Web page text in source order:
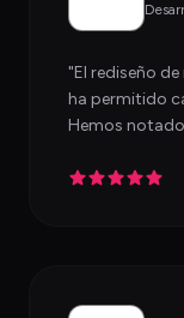
"El rediseño
ha permitido
Hemos